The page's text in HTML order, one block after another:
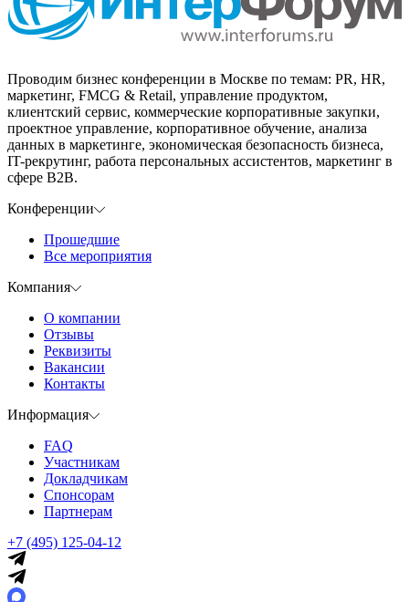
Проводим бизнес конференции в Москве по темам: PR, HR,
маркетинг, FMCG & Retail, управление продуктом,
клиентский сервис, коммерческие корпоративные закупки,
проектное управление, корпоративное обучение, анализа
данных в маркетинге, экономическая безопасность бизнеса,
IT-рекрутинг, работа персональных ассистентов, маркетинг в
сфере B2B.
Конференции
Прошедшие
Все мероприятия
Компания
О компании
Отзывы
Реквизиты
Вакансии
Контакты
Информация
FAQ
Участникам
Докладчикам
Спонсорам
Партнерам
+7 (495) 125-04-12